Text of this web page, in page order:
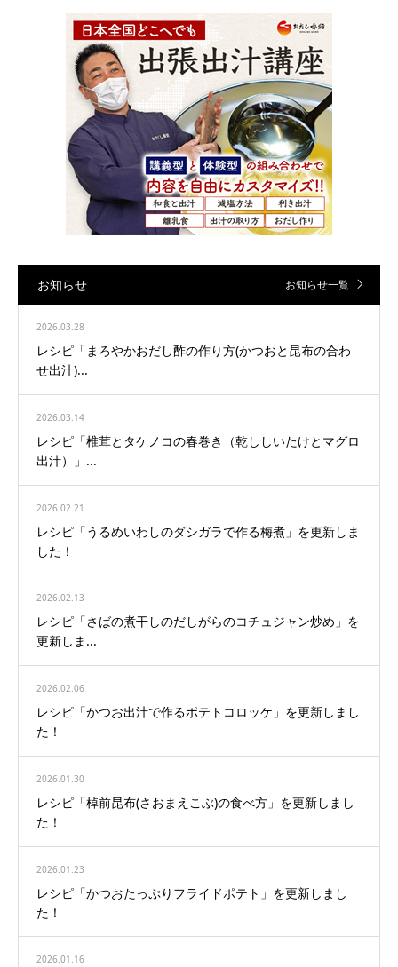
お知らせ お知らせ一覧
2026.03.28
レシピ「まろやかおだし酢の作り方(かつおと昆布の合わ
せ出汁)...
2026.03.14
レシピ「椎茸とタケノコの春巻き（乾ししいたけとマグロ
出汁）」...
2026.02.21
レシピ「うるめいわしのダシガラで作る梅煮」を更新しま
した！
2026.02.13
レシピ「さばの煮干しのだしがらのコチュジャン炒め」を
更新しま...
2026.02.06
レシピ「かつお出汁で作るポテトコロッケ」を更新しまし
た！
2026.01.30
レシピ「棹前昆布(さおまえこぶ)の食べ方」を更新しまし
た！
2026.01.23
レシピ「かつおたっぷりフライドポテト」を更新しまし
た！
2026.01.16